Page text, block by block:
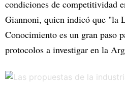
condiciones de competitividad
Giannoni, quien indicó que "la
Conocimiento es un gran paso
protocolos a investigar en la